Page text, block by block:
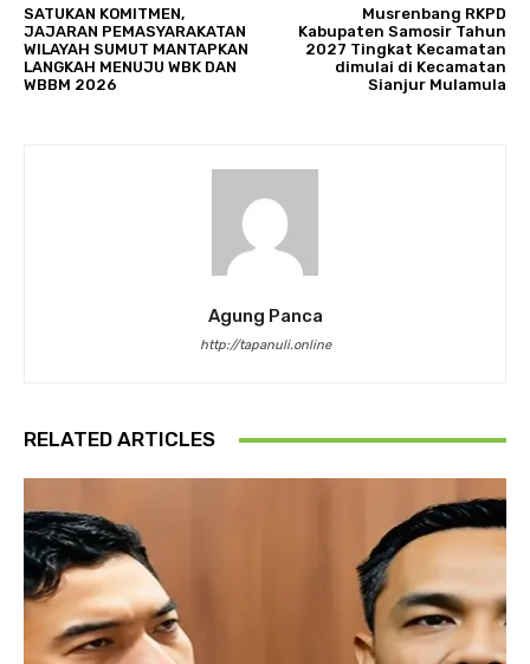
SATUKAN KOMITMEN,
JAJARAN PEMASYARAKATAN
WILAYAH SUMUT MANTAPKAN
LANGKAH MENUJU WBK DAN
WBBM 2026
Musrenbang RKPD
Kabupaten Samosir Tahun
2027 Tingkat Kecamatan
dimulai di Kecamatan
Sianjur Mulamula
Agung Panca
http://tapanuli.online
RELATED ARTICLES